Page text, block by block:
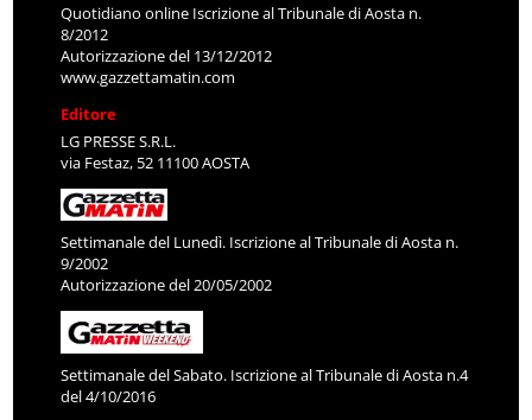
Quotidiano online Iscrizione al Tribunale di Aosta n.
8/2012
Autorizzazione del 13/12/2012
www.gazzettamatin.com
Editore
LG PRESSE S.R.L.
via Festaz, 52 11100 AOSTA
Settimanale del Lunedì. Iscrizione al Tribunale di Aosta n.
9/2002
Autorizzazione del 20/05/2002
Settimanale del Sabato. Iscrizione al Tribunale di Aosta n.4
del 4/10/2016